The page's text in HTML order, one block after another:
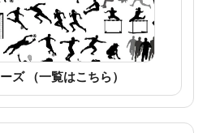
ズ （一覧はこちら）